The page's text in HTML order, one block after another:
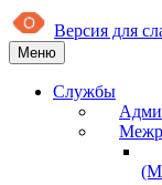
Версия для
Меню
Службы